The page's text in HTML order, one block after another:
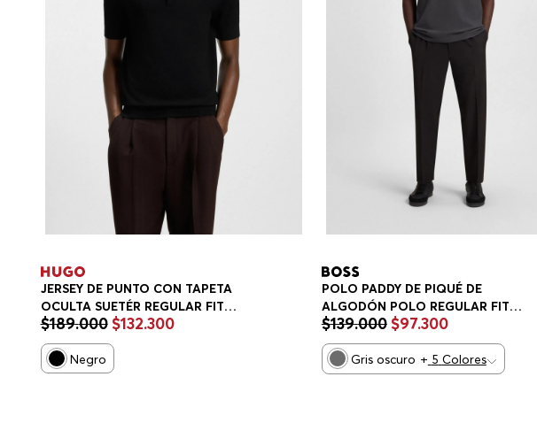
JERSEY DE PUNTO CON TAPETA
OCULTA SUETÉR REGULAR FIT
HOMBRE
$189.000 $132.300
Negro
POLO PADDY DE PIQUÉ DE
ALGODÓN POLO REGULAR FIT
HOMBRE
$139.000 $97.300
Gris oscuro + 5 Colores